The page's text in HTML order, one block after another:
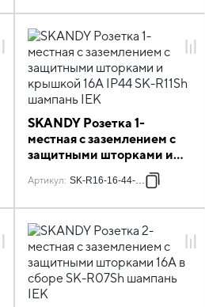
SKANDY Розетка 1-
местная с заземлением с
защитными шторками и
крышкой 16А IP44 SK-
R11Sh шампань IEK
Артикул: SK-R16-16-44-K37